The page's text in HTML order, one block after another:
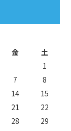
金
土
1
7
8
14
15
21
22
28
29